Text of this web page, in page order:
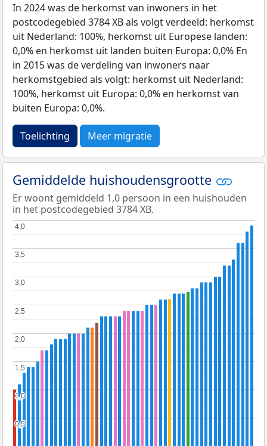
In 2024 was de herkomst van inwoners in het
postcodegebied 3784 XB als volgt verdeeld: herkomst
uit Nederland: 100%, herkomst uit Europese landen:
0,0% en herkomst uit landen buiten Europa: 0,0% En
in 2015 was de verdeling van inwoners naar
herkomstgebied als volgt: herkomst uit Nederland:
100%, herkomst uit Europa: 0,0% en herkomst van
buiten Europa: 0,0%.
Toelichting Meer migratie
Gemiddelde huishoudensgrootte
Er woont gemiddeld 1,0 persoon in een huishouden
in het postcodegebied 3784 XB.
0,5
0,5
1,0
1,0
1,5
1,5
2,0
2,0
2,5
2,5
3,0
3,0
3,5
3,5
4,0
4,0